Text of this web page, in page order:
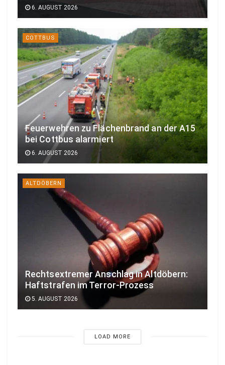
6. AUGUST 2026
COTTBUS
Feuerwehren zu Flächenbrand an der A15
bei Cottbus alarmiert
6. AUGUST 2026
ALTDÖBERN
Rechtsextremer Anschlag in Altdöbern:
Haftstrafen im Terror-Prozess
5. AUGUST 2026
LOAD MORE